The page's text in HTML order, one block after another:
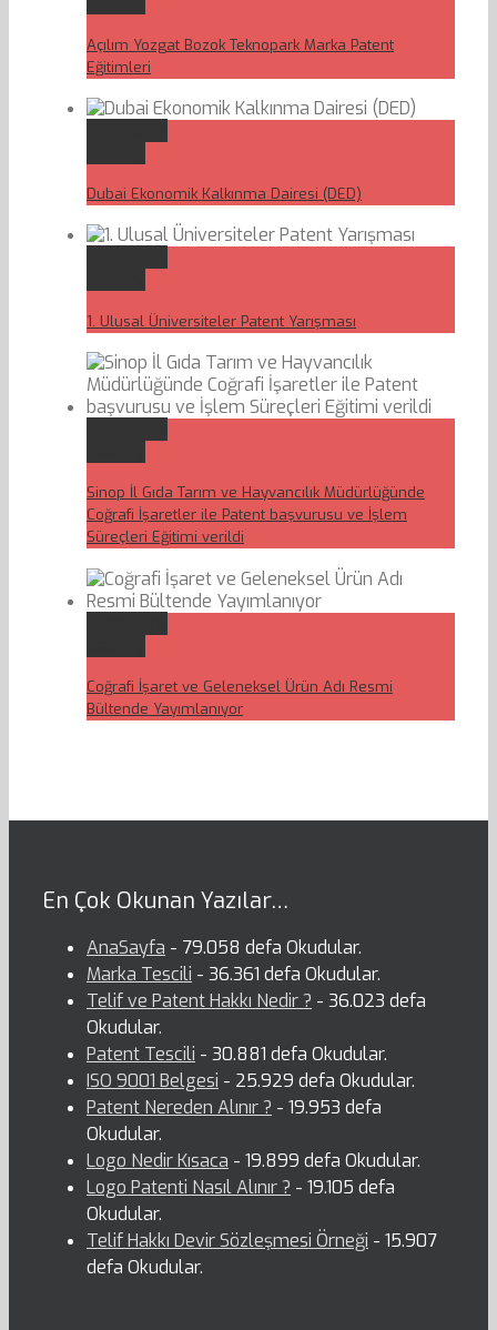
Açılım Yozgat Bozok Teknopark Marka Patent
Eğitimleri
Dubai Ekonomik Kalkınma Dairesi (DED)
1. Ulusal Üniversiteler Patent Yarışması
Sinop İl Gıda Tarım ve Hayvancılık Müdürlüğünde
Coğrafi İşaretler ile Patent başvurusu ve İşlem
Süreçleri Eğitimi verildi
Coğrafi İşaret ve Geleneksel Ürün Adı Resmi
Bültende Yayımlanıyor
En Çok Okunan Yazılar…
AnaSayfa - 79.058 defa Okudular.
Marka Tescili - 36.361 defa Okudular.
Telif ve Patent Hakkı Nedir ? - 36.023 defa
Okudular.
Patent Tescili - 30.881 defa Okudular.
ISO 9001 Belgesi - 25.929 defa Okudular.
Patent Nereden Alınır ? - 19.953 defa
Okudular.
Logo Nedir Kısaca - 19.899 defa Okudular.
Logo Patenti Nasıl Alınır ? - 19.105 defa
Okudular.
Telif Hakkı Devir Sözleşmesi Örneği - 15.907
defa Okudular.